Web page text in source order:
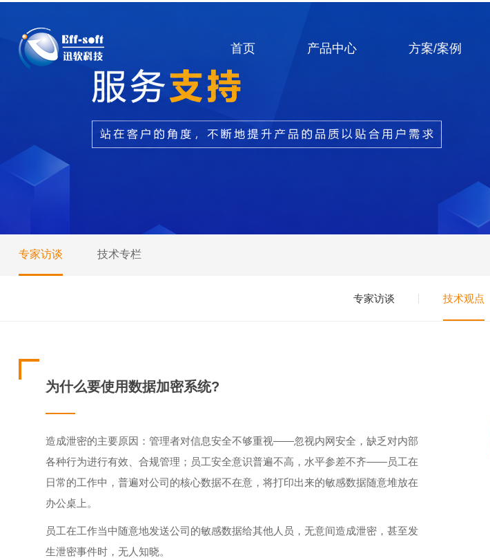
首页 产品中心 方案/案例
专家访谈 技术专栏
专家访谈 技术观点
为什么要使用数据加密系统?
造成泄密的主要原因：管理者对信息安全不够重视——忽视内网安全，缺乏对内部
各种行为进行有效、合规管理；员工安全意识普遍不高，水平参差不齐——员工在
日常的工作中，普遍对公司的核心数据不在意，将打印出来的敏感数据随意堆放在
办公桌上。
员工在工作当中随意地发送公司的敏感数据给其他人员，无意间造成泄密，甚至发
生泄密事件时，无人知晓。